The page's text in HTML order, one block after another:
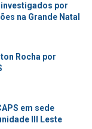
investigados por
na Grande Natal
Rocha por
em sede
III Leste